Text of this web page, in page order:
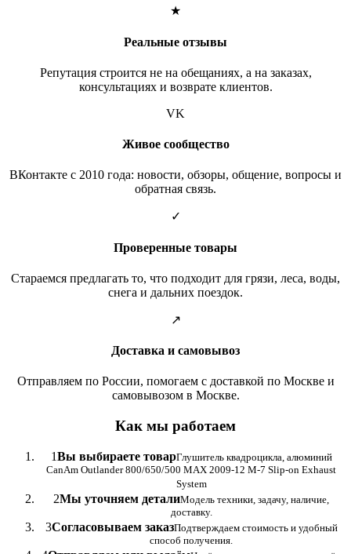
★
Реальные отзывы
Репутация строится не на обещаниях, а на заказах,
консультациях и возврате клиентов.
VK
Живое сообщество
ВКонтакте с 2010 года: новости, обзоры, общение, вопросы и
обратная связь.
✓
Проверенные товары
Стараемся предлагать то, что подходит для грязи, леса, воды,
снега и дальних поездок.
↗
Доставка и самовывоз
Отправляем по России, помогаем с доставкой по Москве и
самовывозом в Москве.
Как мы работаем
1Вы выбираете товарГлушитель квадроцикла, алюминий
CanAm Outlander 800/650/500 MAX 2009-12 M-7 Slip-on Exhaust
System
2Мы уточняем деталиМодель техники, задачу, наличие,
доставку.
3Согласовываем заказПодтверждаем стоимость и удобный
способ получения.